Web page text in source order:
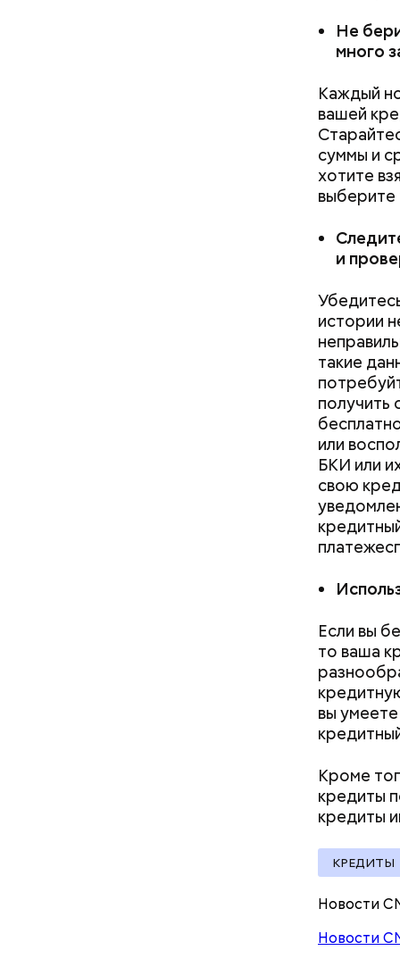
Не
много
Каждый
вашей
суммы и
хотите
выберите
и
истории
такие
или
БКИ или
свою
Если вы
то ваша
вы
Кроме
кредиты
кредиты
КРЕДИТЫ
Новости
Новости
—
— это
срока
этом не
вариант,
ипотеку,
В то же
качестве
закрыть
Причина
Как
Как поменять батареи дома и